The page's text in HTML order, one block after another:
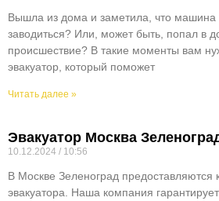
Вышла из дома и заметила, что машина
заводиться? Или, может быть, попал в
происшествие? В такие моменты вам
эвакуатор, который поможет
Читать далее »
Эвакуатор Москва
10.12.2024 10:56
В Москве Зеленоград предоставляются
эвакуатора. Наша компания